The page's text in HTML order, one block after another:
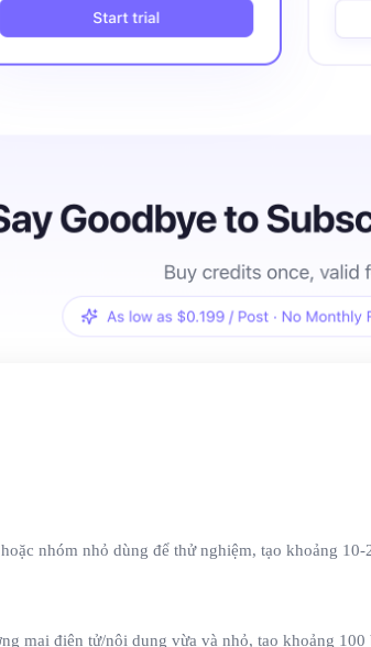
nhóm nhỏ dùng để thử nghiệm, tạo khoảng
mại điện tử/nội dung vừa và nhỏ, tạo khoảng